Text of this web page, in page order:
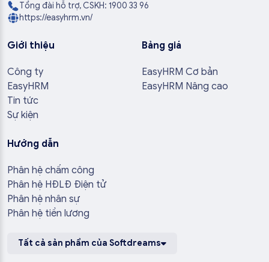
Tổng đài hỗ trợ, CSKH: 1900 33 96
https://easyhrm.vn/
Giới thiệu
Công ty
EasyHRM
Tin tức
Sự kiện
Bảng giá
EasyHRM Cơ bản
EasyHRM Nâng cao
Hướng dẫn
Phân hệ chấm công
Phân hệ HĐLĐ Điện tử
Phân hệ nhân sự
Phân hệ tiền lương
Tất cả sản phẩm của Softdreams